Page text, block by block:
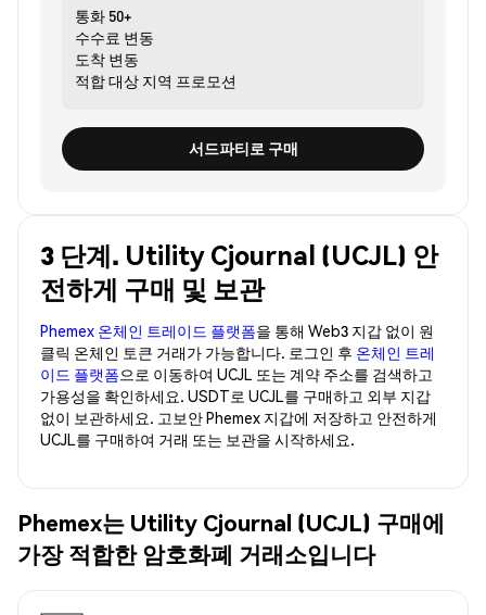
통화 50+
수수료 변동
도착 변동
적합 대상 지역 프로모션
서드파티로 구매
3 단계. Utility Cjournal (UCJL) 안
전하게 구매 및 보관
Phemex 온체인 트레이드 플랫폼을 통해 Web3 지갑 없이 원
클릭 온체인 토큰 거래가 가능합니다. 로그인 후 온체인 트레
이드 플랫폼으로 이동하여 UCJL 또는 계약 주소를 검색하고
가용성을 확인하세요. USDT로 UCJL를 구매하고 외부 지갑
없이 보관하세요. 고보안 Phemex 지갑에 저장하고 안전하게
UCJL를 구매하여 거래 또는 보관을 시작하세요.
Phemex는 Utility Cjournal (UCJL) 구매에
가장 적합한 암호화폐 거래소입니다